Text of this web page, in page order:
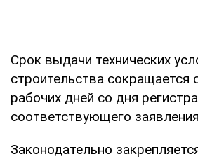
Срок выдачи технических
строительства сокращается
рабочих дней со дня
соответствующего
Законодательно